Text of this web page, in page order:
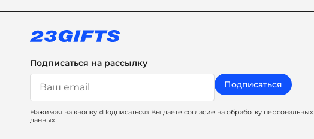
Подписаться на рассылку
Подписаться
Нажимая на кнопку «Подписаться» Вы даете согласие на обработку персональных
данных